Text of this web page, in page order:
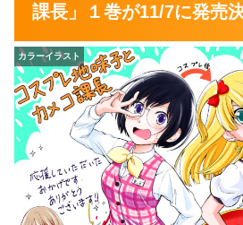
課長」１巻が11/7に発売
カラーイラスト